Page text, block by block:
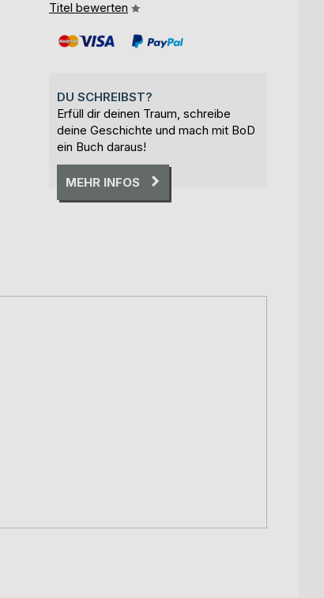
Titel bewerten
DU SCHREIBST?
Erfüll dir deinen Traum, schreibe
deine Geschichte und mach mit BoD
ein Buch daraus!
MEHR INFOS